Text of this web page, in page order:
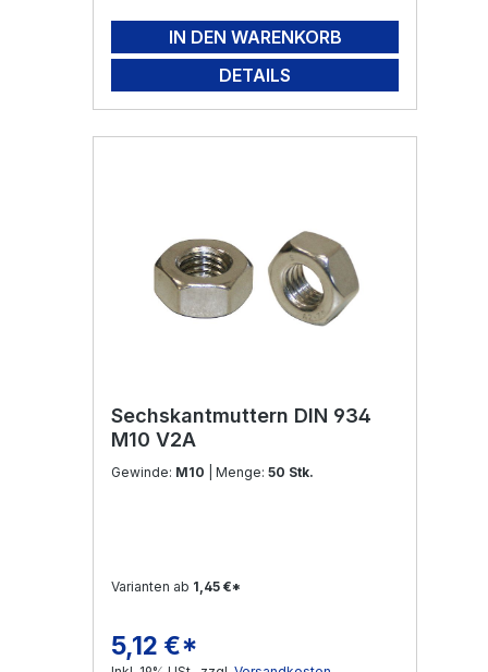
IN DEN WARENKORB
DETAILS
Sechskantmuttern DIN 934
M10 V2A
Gewinde: M10 | Menge: 50 Stk.
Varianten ab 1,45 €*
Regulärer Preis:
5,12 €*